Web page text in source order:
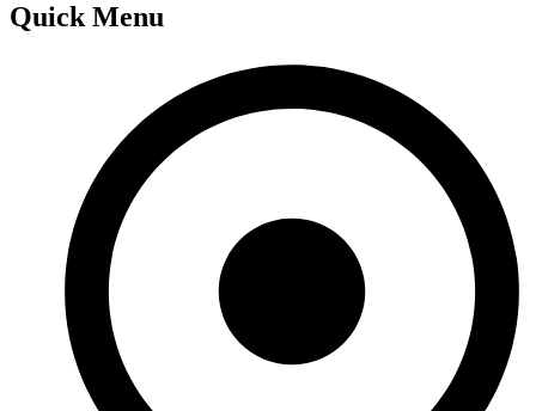
Quick Menu